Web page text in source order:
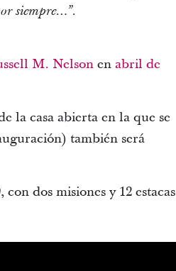
siempre…”.
M. Nelsonen abril de
la casa abierta en la que se
también será
dos misiones y 12 estacas